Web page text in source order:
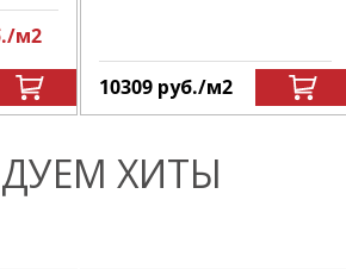
/м2
10309 руб./м2
ХИТЫ